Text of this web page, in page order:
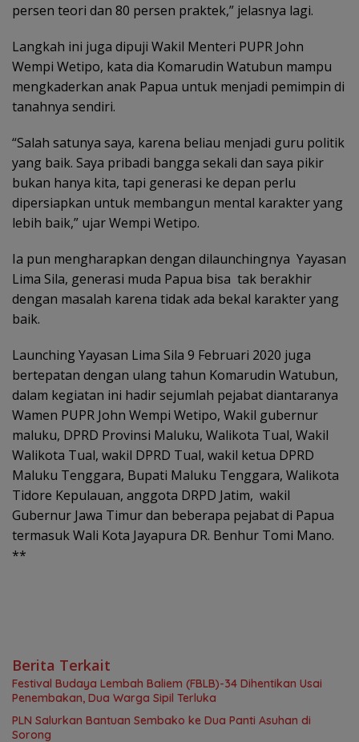
persen teori dan 80 persen praktek,” jelasnya lagi.
Langkah ini juga dipuji Wakil Menteri PUPR John
Wempi Wetipo, kata dia Komarudin Watubun mampu
mengkaderkan anak Papua untuk menjadi pemimpin di
tanahnya sendiri.
“Salah satunya saya, karena beliau menjadi guru politik
yang baik. Saya pribadi bangga sekali dan saya pikir
bukan hanya kita, tapi generasi ke depan perlu
dipersiapkan untuk membangun mental karakter yang
lebih baik,” ujar Wempi Wetipo.
Ia pun mengharapkan dengan dilaunchingnya Yayasan
Lima Sila, generasi muda Papua bisa tak berakhir
dengan masalah karena tidak ada bekal karakter yang
baik.
Launching Yayasan Lima Sila 9 Februari 2020 juga
bertepatan dengan ulang tahun Komarudin Watubun,
dalam kegiatan ini hadir sejumlah pejabat diantaranya
Wamen PUPR John Wempi Wetipo, Wakil gubernur
maluku, DPRD Provinsi Maluku, Walikota Tual, Wakil
Walikota Tual, wakil DPRD Tual, wakil ketua DPRD
Maluku Tenggara, Bupati Maluku Tenggara, Walikota
Tidore Kepulauan, anggota DRPD Jatim, wakil
Gubernur Jawa Timur dan beberapa pejabat di Papua
termasuk Wali Kota Jayapura DR. Benhur Tomi Mano.
**
Berita Terkait
Festival Budaya Lembah Baliem (FBLB)-34 Dihentikan Usai
Penembakan, Dua Warga Sipil Terluka
PLN Salurkan Bantuan Sembako ke Dua Panti Asuhan di
Sorong